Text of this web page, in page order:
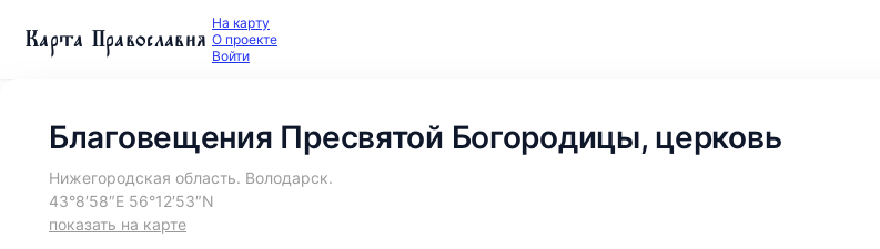
Карта Православия На карту
О проекте
Войти
Благовещения Пресвятой Богородицы, церковь
Нижегородская область. Володарск.
43°8′58″E 56°12′53″N
показать на карте